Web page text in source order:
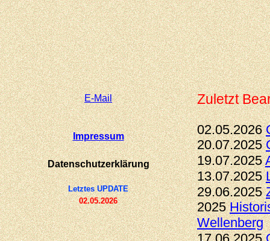
E-Mail
Impressum
Datenschutzerklärung
Letztes UPDATE
02.05.2026
Zuletzt
02.05.2026
20.07.2025
19.07.2025
13.07.2025
29.06.2025
2025
Wellenberg